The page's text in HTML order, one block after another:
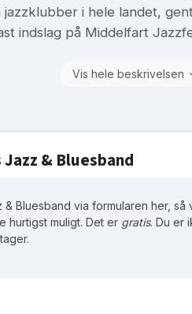
jazzklubber i hele landet,
indslag på Middelfart
Vis hele beskrivelsen
& Bluesband
Bluesband via formularen her, så
hurtigst muligt. Det er gratis. Du er